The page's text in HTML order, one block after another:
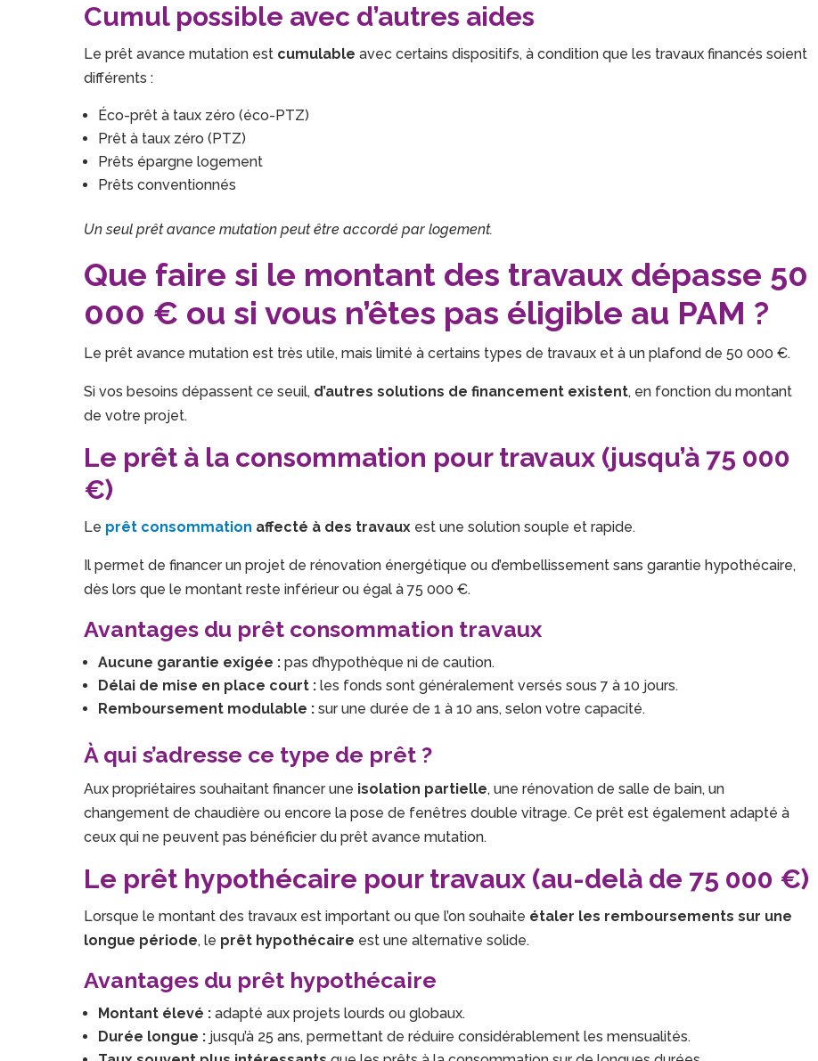
Cumul possible avec d’autres aides
Le prêt avance mutation est cumulable avec certains dispositifs, à condition que les travaux financés soient
différents :
Éco-prêt à taux zéro (éco-PTZ)
Prêt à taux zéro (PTZ)
Prêts épargne logement
Prêts conventionnés
Un seul prêt avance mutation peut être accordé par logement.
Que faire si le montant des travaux dépasse 50
000 € ou si vous n’êtes pas éligible au PAM ?
Le prêt avance mutation est très utile, mais limité à certains types de travaux et à un plafond de 50 000 €.
Si vos besoins dépassent ce seuil, d’autres solutions de financement existent, en fonction du montant
de votre projet.
Le prêt à la consommation pour travaux (jusqu’à 75 000
€)
Le prêt consommation affecté à des travaux est une solution souple et rapide.
Il permet de financer un projet de rénovation énergétique ou d’embellissement sans garantie hypothécaire,
dès lors que le montant reste inférieur ou égal à 75 000 €.
Avantages du prêt consommation travaux
Aucune garantie exigée : pas d’hypothèque ni de caution.
Délai de mise en place court : les fonds sont généralement versés sous 7 à 10 jours.
Remboursement modulable : sur une durée de 1 à 10 ans, selon votre capacité.
À qui s’adresse ce type de prêt ?
Aux propriétaires souhaitant financer une isolation partielle, une rénovation de salle de bain, un
changement de chaudière ou encore la pose de fenêtres double vitrage. Ce prêt est également adapté à
ceux qui ne peuvent pas bénéficier du prêt avance mutation.
Le prêt hypothécaire pour travaux (au-delà de 75 000 €)
Lorsque le montant des travaux est important ou que l’on souhaite étaler les remboursements sur une
longue période, le prêt hypothécaire est une alternative solide.
Avantages du prêt hypothécaire
Montant élevé : adapté aux projets lourds ou globaux.
Durée longue : jusqu’à 25 ans, permettant de réduire considérablement les mensualités.